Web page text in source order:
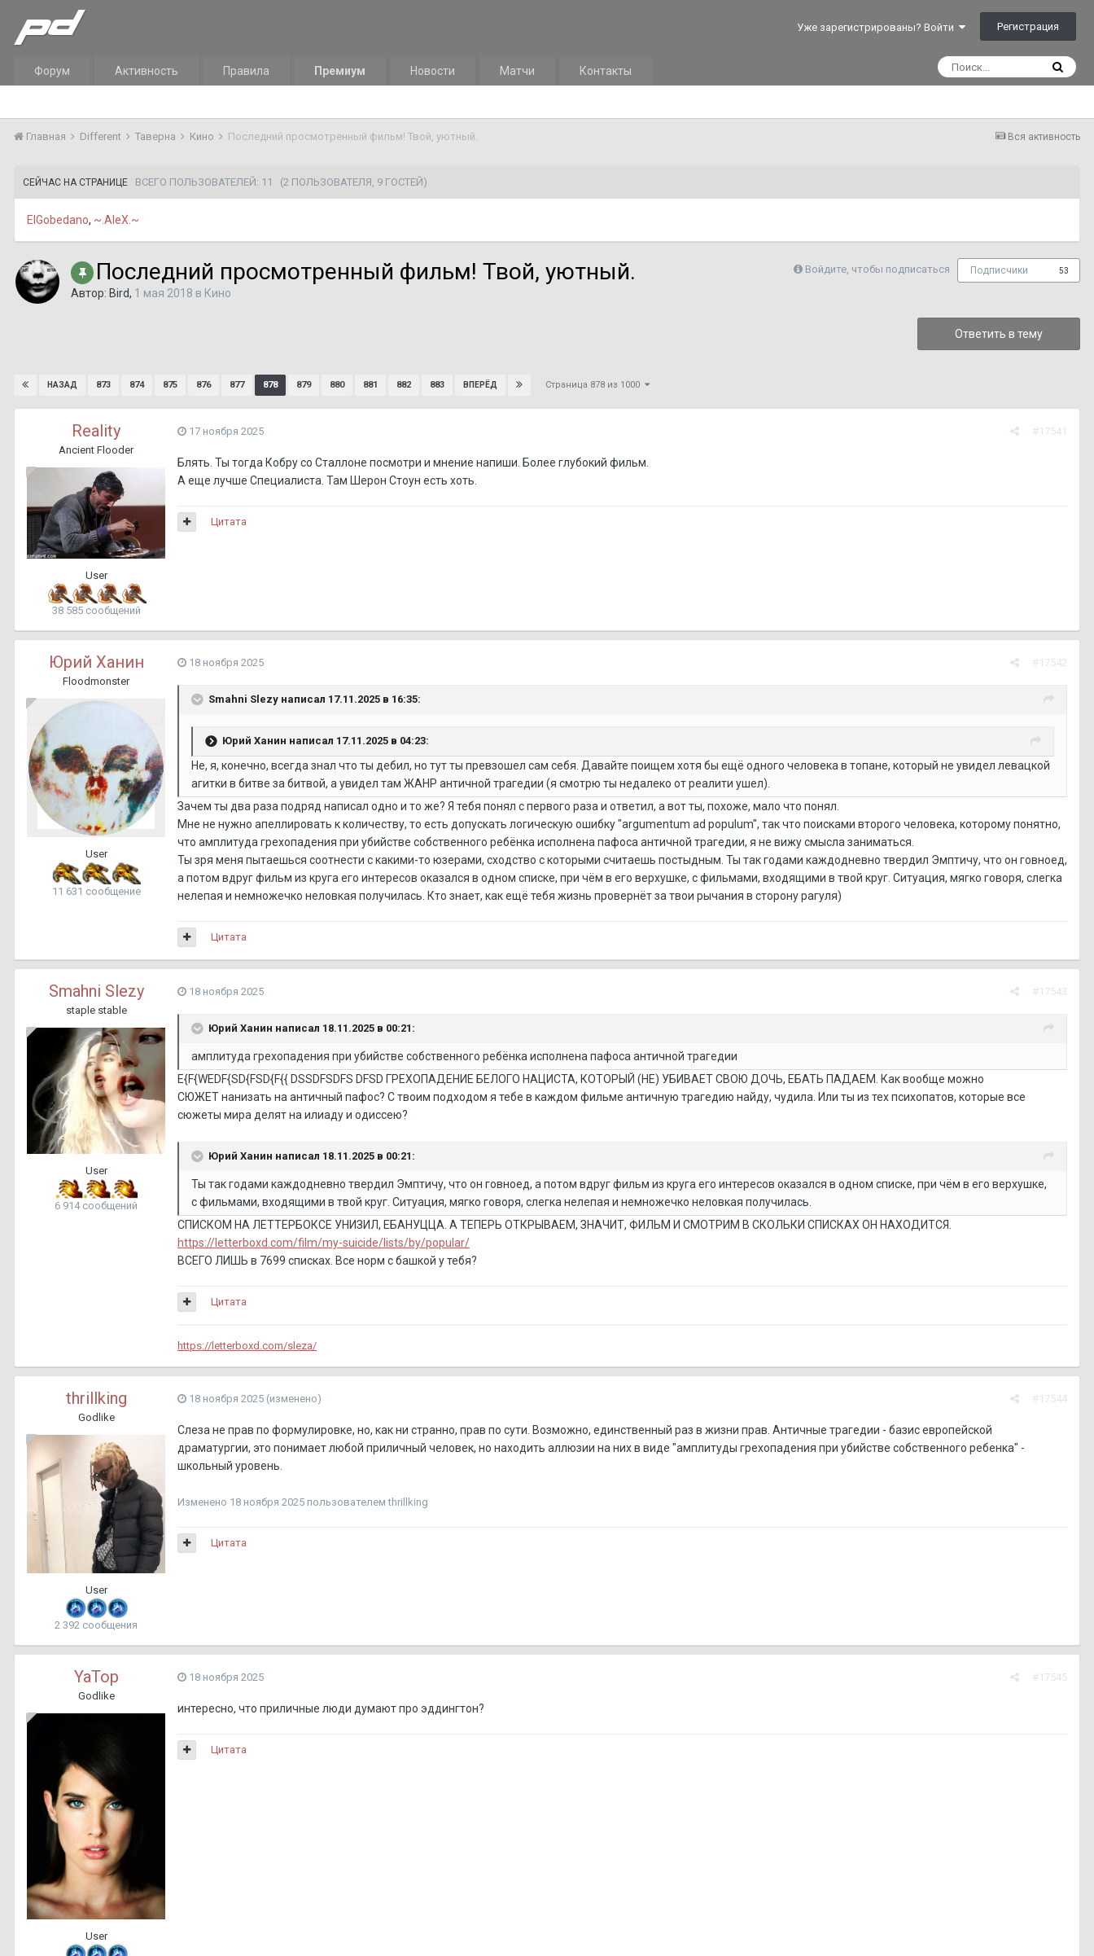
Уже зарегистрированы? Войти Регистрация
Форум Активность Правила Премиум Новости Матчи Контакты
Вся активность
Главная Different Таверна Кино Последний просмотренный фильм! Твой, уютный.
СЕЙЧАС НА СТРАНИЦЕ ВСЕГО ПОЛЬЗОВАТЕЛЕЙ: 11 (2 ПОЛЬЗОВАТЕЛЯ, 9 ГОСТЕЙ)
ElGobedano ~.AleX.~
Войдите, чтобы подписаться Подписчики 53
Последний просмотренный фильм! Твой, уютный.
Автор: Bird, 1 мая 2018 в Кино
Ответить в тему
НАЗАД 873 874 875 876 877 878 879 880 881 882 883 ВПЕРЁД Страница 878 из 1000
Reality
Ancient Flooder
User
38 585 сообщений
#17541
17 ноября 2025
Блять. Ты тогда Кобру со Сталлоне посмотри и мнение напиши. Более глубокий фильм.
А еще лучше Специалиста. Там Шерон Стоун есть хоть.
Цитата
Юрий Ханин
Floodmonster
User
11 631 сообщение
#17542
18 ноября 2025
Smahni Slezy написал 17.11.2025 в 16:35:
Юрий Ханин написал 17.11.2025 в 04:23:
Не, я, конечно, всегда знал что ты дебил, но тут ты превзошел сам себя. Давайте поищем хотя бы ещё одного человека в топане, который не увидел левацкой
агитки в битве за битвой, а увидел там ЖАНР античной трагедии (я смотрю ты недалеко от реалити ушел).
Зачем ты два раза подряд написал одно и то же? Я тебя понял с первого раза и ответил, а вот ты, похоже, мало что понял.
Мне не нужно апеллировать к количеству, то есть допускать логическую ошибку "argumentum ad populum", так что поисками второго человека, которому понятно,
что амплитуда грехопадения при убийстве собственного ребёнка исполнена пафоса античной трагедии, я не вижу смысла заниматься.
Ты зря меня пытаешься соотнести с какими-то юзерами, сходство с которыми считаешь постыдным. Ты так годами каждодневно твердил Эмптичу, что он говноед,
а потом вдруг фильм из круга его интересов оказался в одном списке, при чём в его верхушке, с фильмами, входящими в твой круг. Ситуация, мягко говоря, слегка
нелепая и немножечко неловкая получилась. Кто знает, как ещё тебя жизнь провернёт за твои рычания в сторону рагуля)
Цитата
Smahni Slezy
staple stable
User
6 914 сообщений
#17543
18 ноября 2025
Юрий Ханин написал 18.11.2025 в 00:21:
амплитуда грехопадения при убийстве собственного ребёнка исполнена пафоса античной трагедии
E{F{WEDF{SD{FSD{F{{ DSSDFSDFS DFSD ГРЕХОПАДЕНИЕ БЕЛОГО НАЦИСТА, КОТОРЫЙ (НЕ) УБИВАЕТ СВОЮ ДОЧЬ, ЕБАТЬ ПАДАЕМ. Как вообще можно
СЮЖЕТ нанизать на античный пафос? С твоим подходом я тебе в каждом фильме античную трагедию найду, чудила. Или ты из тех психопатов, которые все
сюжеты мира делят на илиаду и одиссею?
Юрий Ханин написал 18.11.2025 в 00:21:
Ты так годами каждодневно твердил Эмптичу, что он говноед, а потом вдруг фильм из круга его интересов оказался в одном списке, при чём в его верхушке,
с фильмами, входящими в твой круг. Ситуация, мягко говоря, слегка нелепая и немножечко неловкая получилась.
СПИСКОМ НА ЛЕТТЕРБОКСЕ УНИЗИЛ, ЕБАНУЦЦА. А ТЕПЕРЬ ОТКРЫВАЕМ, ЗНАЧИТ, ФИЛЬМ И СМОТРИМ В СКОЛЬКИ СПИСКАХ ОН НАХОДИТСЯ.
https://letterboxd.com/film/my-suicide/lists/by/popular/
ВСЕГО ЛИШЬ в 7699 списках. Все норм с башкой у тебя?
Цитата
https://letterboxd.com/sleza/
thrillking
Godlike
User
2 392 сообщения
#17544
18 ноября 2025 (изменено)
Слеза не прав по формулировке, но, как ни странно, прав по сути. Возможно, единственный раз в жизни прав. Античные трагедии - базис европейской
драматургии, это понимает любой приличный человек, но находить аллюзии на них в виде "амплитуды грехопадения при убийстве собственного ребенка" -
школьный уровень.
Изменено 18 ноября 2025 пользователем thrillking
Цитата
YaTop
Godlike
User
#17545
18 ноября 2025
интересно, что приличные люди думают про эддингтон?
Цитата